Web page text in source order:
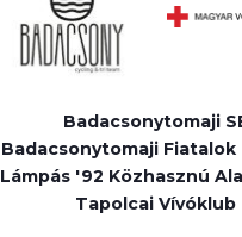
Badacsonytomaji
Badacsonytomaji Fiatalok
Lámpás '92 Közhasznú
Tapolcai Vívóklub